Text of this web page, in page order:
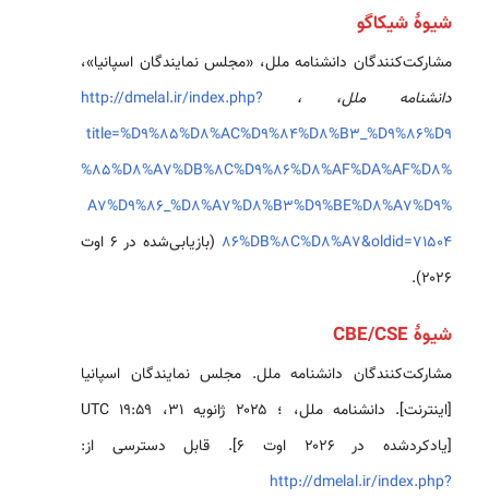
شیوهٔ شیکاگو
مشارکت‌کنندگان دانشنامه ملل، «مجلس نمایندگان اسپانیا»،
دانشنامه ملل، ،
http://dmelal.ir/index.php?
title=%D9%85%D8%AC%D9%84%D8%B3_%D9%86%D9
%85%D8%A7%DB%8C%D9%86%D8%AF%DA%AF%D8%
A7%D9%86_%D8%A7%D8%B3%D9%BE%D8%A7%D9%
86%DB%8C%D8%A7&oldid=71504
(بازیابی‌شده در ۶ اوت
۲۰۲۶).
شیوهٔ CBE/CSE
مشارکت‌کنندگان دانشنامه ملل. مجلس نمایندگان اسپانیا
[اینترنت]. دانشنامه ملل، ؛ ۲۰۲۵ ژانویه ۳۱، ‏۱۹:۵۹ UTC
[یادکردشده در ۲۰۲۶ اوت ۶]. قابل دسترسی از:
http://dmelal.ir/index.php?